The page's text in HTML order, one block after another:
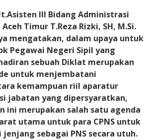
III Bidang Administrasi
Timur T.Reza Rizki, SH, M.Si.
mengatakan, dalam upaya untuk
Pegawai Negeri Sipil yang
sebuah Diklat merupakan
untuk menjembatani
kemampuan riil aparatur
jabatan yang dipersyaratkan,
ini merupakan salah satu agenda
utama untuk para CPNS untuk
sebagai PNS secara utuh.